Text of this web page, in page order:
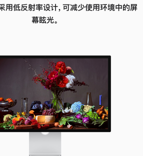
用低反射率设计，可减少使用环境中的屏
幕眩光。